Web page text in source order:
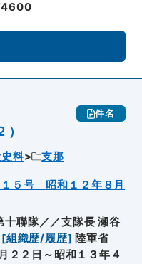
件名
料
支那
５号 昭和１２年８月
十聯隊／／支隊長 瀬谷
[組織歴/履歴] 陸軍省
２２日～昭和１３年４